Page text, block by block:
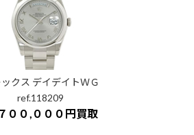
クス デイデイトＷＧ
ref.118209
００,０００円買取